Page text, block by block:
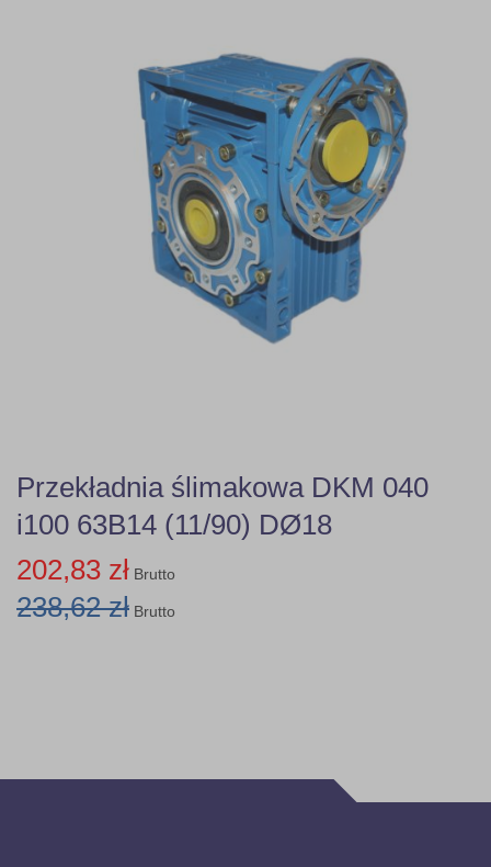
Przekładnia ślimakowa DKM 040
i100 63B14 (11/90) DØ18
202,83 zł Brutto
238,62 zł Brutto